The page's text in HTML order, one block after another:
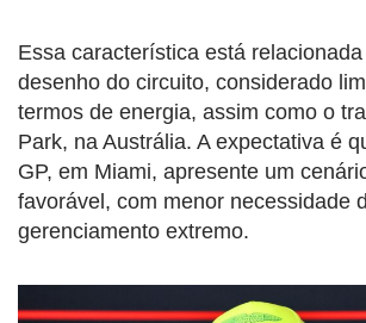
Essa característica está
desenho do circuito, considerado
termos de energia, assim como o
Park, na Austrália. A expectativa é
GP, em Miami, apresente um
favorável, com menor necessidade
gerenciamento extremo.